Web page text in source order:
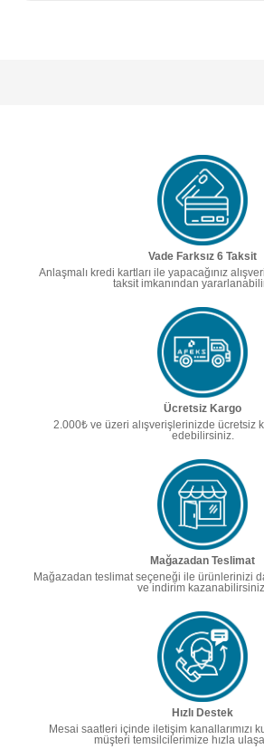
Vade Farksız 6 Taksit
Anlaşmalı kredi kartları ile yapacağınız
taksit imkanından
Ücretsiz Kargo
2.000₺ ve üzeri alışverişlerinizde ücretsiz
edebilirsiniz.
Mağazadan Teslimat
Mağazadan teslimat seçeneği ile ürünlerinizi
ve indirim kazanabilirsiniz.
Hızlı Destek
Mesai saatleri içinde iletişim kanallarımızı
müşteri temsilcilerimize hızla